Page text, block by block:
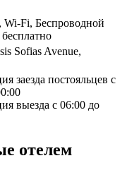
Wi-Fi, Беспроводной
Sofias Avenue,
заезда постояльцев с
выезда с 06:00 до
отелем